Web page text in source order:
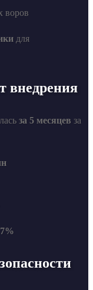
воров
для
внедрения
за 5 месяцев за